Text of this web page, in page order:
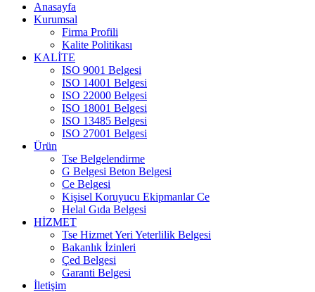
Anasayfa
Kurumsal
Firma Profili
Kalite Politikası
KALİTE
ISO 9001 Belgesi
ISO 14001 Belgesi
ISO 22000 Belgesi
ISO 18001 Belgesi
ISO 13485 Belgesi
ISO 27001 Belgesi
Ürün
Tse Belgelendirme
G Belgesi Beton Belgesi
Ce Belgesi
Kişisel Koruyucu Ekipmanlar Ce
Helal Gıda Belgesi
HİZMET
Tse Hizmet Yeri Yeterlilik Belgesi
Bakanlık İzinleri
Çed Belgesi
Garanti Belgesi
İletişim